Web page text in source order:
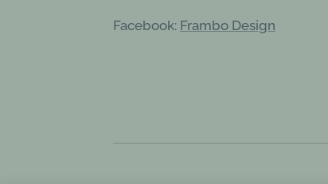
Facebook: Frambo Design